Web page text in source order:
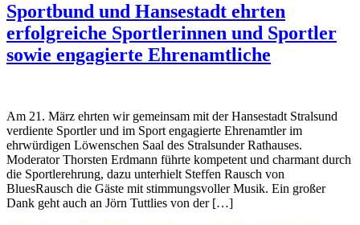
Sportbund und Hansestadt ehrten
erfolgreiche Sportlerinnen und Sportler
sowie engagierte Ehrenamtliche
Am 21. März ehrten wir gemeinsam mit der Hansestadt Stralsund
verdiente Sportler und im Sport engagierte Ehrenamtler im
ehrwürdigen Löwenschen Saal des Stralsunder Rathauses.
Moderator Thorsten Erdmann führte kompetent und charmant durch
die Sportlerehrung, dazu unterhielt Steffen Rausch von
BluesRausch die Gäste mit stimmungsvoller Musik. Ein großer
Dank geht auch an Jörn Tuttlies von der […]